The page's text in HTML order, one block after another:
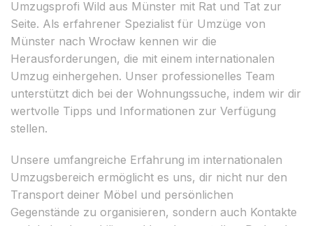
Umzugsprofi Wild aus Münster mit Rat und Tat zur
Seite. Als erfahrener Spezialist für Umzüge von
Münster nach Wrocław kennen wir die
Herausforderungen, die mit einem internationalen
Umzug einhergehen. Unser professionelles Team
unterstützt dich bei der Wohnungssuche, indem wir dir
wertvolle Tipps und Informationen zur Verfügung
stellen.
Unsere umfangreiche Erfahrung im internationalen
Umzugsbereich ermöglicht es uns, dir nicht nur den
Transport deiner Möbel und persönlichen
Gegenstände zu organisieren, sondern auch Kontakte